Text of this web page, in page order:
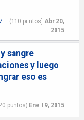
(110 puntos) Abr 20,
2015
sangre
y luego
eso es
puntos) Ene 19, 2015